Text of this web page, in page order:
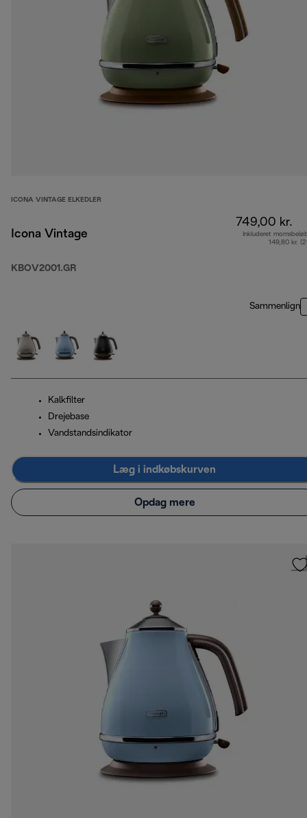
ICONA VINTAGE ELKEDLER
Icona Vintage
KBOV2001.GR
749,00 kr.
Inkluderet
149,80 kr.
Sammenlign
Kalkfilter
Drejebase
Vandstandsindikator
Læg i indkøbskurven
Opdag mere